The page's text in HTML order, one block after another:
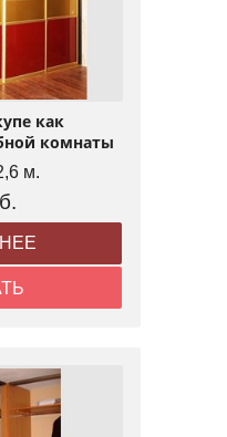
как
комнаты
м.